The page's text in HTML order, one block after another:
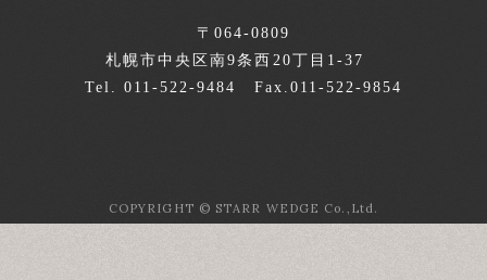
〒064-0809
札幌市中央区南9条西20丁目1-37
Tel. 011-522-9484 Fax.011-522-9854
COPYRIGHT © STARR WEDGE Co.,Ltd.